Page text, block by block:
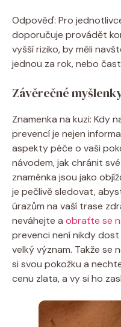
Odpověď: Pro
doporučuje provádět
vyšší riziko, by měli
jednou za rok, nebo
Závěrečné
Znamenka na kuzi: Kdy
prevencí je nejen
aspekty péče o vaši
návodem, jak chránit
znaménka jsou jako
je pečlivě sledovat,
úrazům na vaší trase
neváhejte a obraťte se
prevenci není nikdy
velký význam. Takže
si svou pokožku a
cenu zlata, a vy si ho